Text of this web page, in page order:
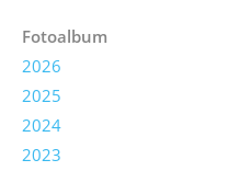
Fotoalbum
2026
2025
2024
2023